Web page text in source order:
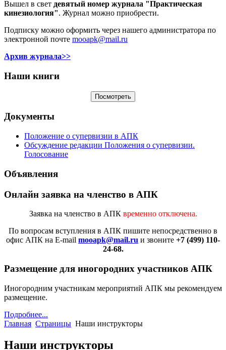
Вышел в свет девятый номер журнала "Практическая
кинезиология". Журнал можно приобрести.
Подписку можно оформить через нашего администратора по
электронной почте mooapk@mail.ru
Архив журнала>>
Наши книги
Документы
Положение о супервизии в АПК
Обсуждение редакции Положения о супервизии.
Голосование
Объявления
Онлайн заявка на членство в АПК
Заявка на членство в АПК временно отключена.
По вопросам вступления в АПК пишите непосредственно в
офис АПК на E-mail mooapk@mail.ru и звоните +7 (499) 110-
24-68.
Размещение для иногородних участников АПК
Иногородним участникам мероприятий АПК мы рекомендуем
размещение.
Подробнее...
Главная Страницы Наши инструкторы
Наши инструкторы